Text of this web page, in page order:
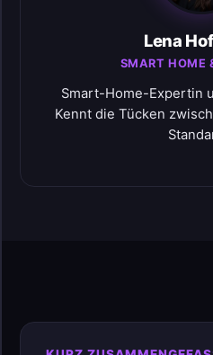
Lena
SMART HOME
Smart-Home-Expertin
Kennt die Tücken